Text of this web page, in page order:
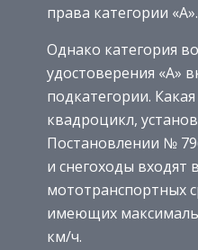
права категории «А».
Однако категория
удостоверения «А»
подкатегории.
квадроцикл,
Постановлении №
и снегоходы входят
мототранспортных
имеющих
км/ч.